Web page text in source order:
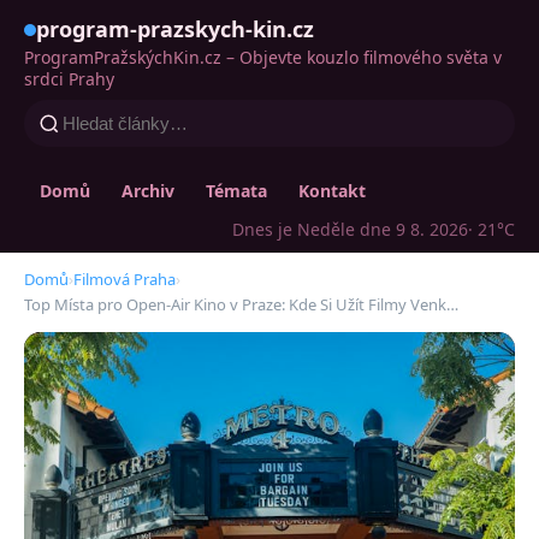
program-prazskych-kin.cz
ProgramPražskýchKin.cz – Objevte kouzlo filmového světa v
srdci Prahy
Domů Archiv Témata
Kontakt
Dnes je Neděle dne 9 8. 2026· 21°C
Domů›Filmová Praha›
Top Místa pro Open-Air Kino v Praze: Kde Si Užít Filmy Venk…